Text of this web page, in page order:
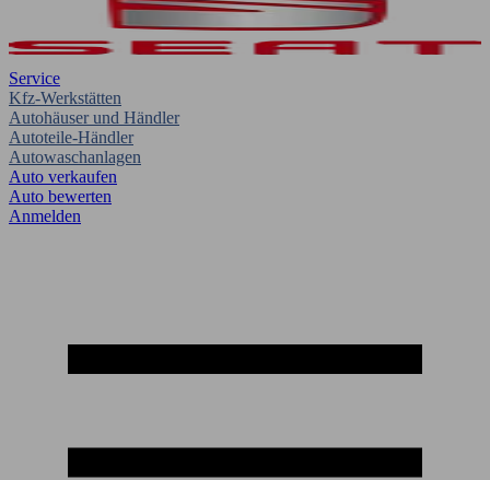
Service
Kfz-Werkstätten
Autohäuser und Händler
Autoteile-Händler
Autowaschanlagen
Auto verkaufen
Auto bewerten
Anmelden